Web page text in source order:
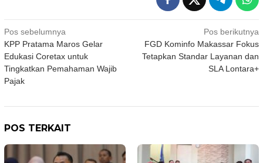
Navigasi
pos
Pos sebelumnya
KPP Pratama Maros Gelar
Edukasi Coretax untuk
Tingkatkan Pemahaman Wajib
Pajak
Pos berikutnya
FGD Kominfo Makassar Fokus
Tetapkan Standar Layanan dan
SLA Lontara+
POS TERKAIT